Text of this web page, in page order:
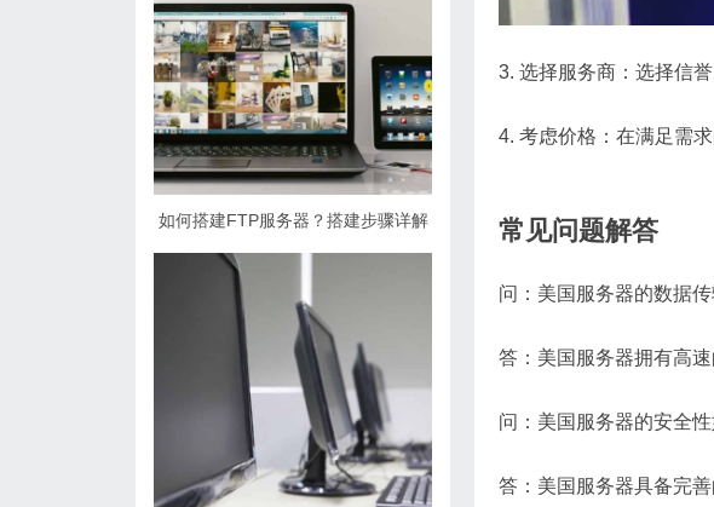
3. 选择服务商：选择信
4. 考虑价格：在满足需
常见问题解答
问： 美国服务器的数据
答：美国服务器拥有高
问： 美国服务器的安全
答：美国服务器具备完
如何搭建FTP服务器？搭建步骤详解